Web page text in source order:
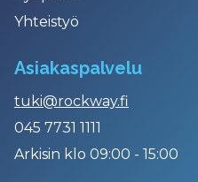
Yhteistyö
Asiakaspalvelu
tuki@rockway.fi
045 7731 1111
Arkisin klo 09:00 - 15:00